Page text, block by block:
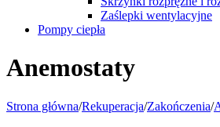
Zaślepki wentylacyjne
Pompy ciepła
Anemostaty
Strona główna/Rekuperacja/Zakończenia/